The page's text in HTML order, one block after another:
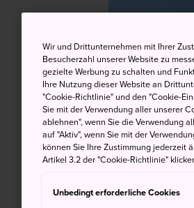
Wir und Drittunternehmen mit Ihrer
Besucherzahl unserer Website zu
gezielte Werbung zu schalten und
Ihre Nutzung dieser Website an
"Cookie-Richtlinie" und den "Cookie-
Sie mit der Verwendung aller unserer
ablehnen", wenn Sie die Verwendung
auf "Aktiv", wenn Sie mit der
können Sie Ihre Zustimmung jederzeit
Artikel 3.2 der "Cookie-Richtlinie"
Unbedingt erforderliche Cookies